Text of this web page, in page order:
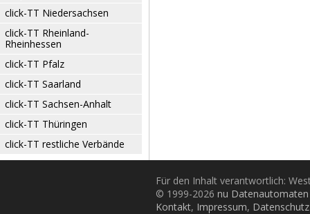
click-TT Niedersachsen
click-TT Rheinland-
Rheinhessen
click-TT Pfalz
click-TT Saarland
click-TT Sachsen-Anhalt
click-TT Thüringen
click-TT restliche Verbände
Für den Inhalt verantwortlich:
© 1999-2026 nu
Kontakt, Impressum, Datenschutz